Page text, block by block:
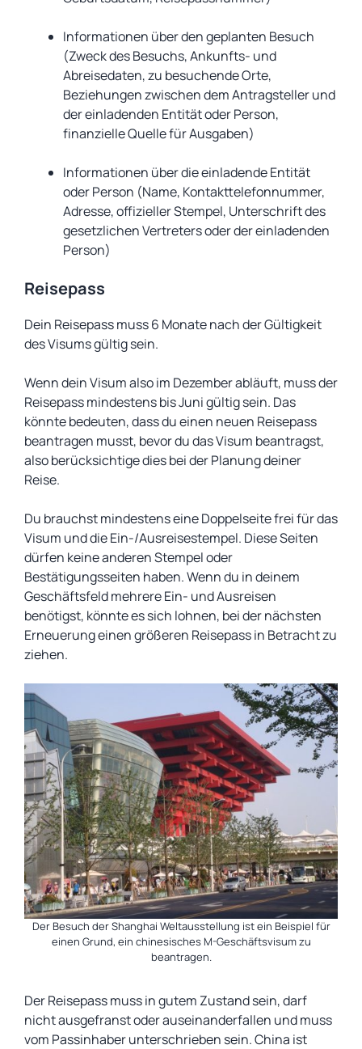
Informationen über den geplanten Besuch
(Zweck des Besuchs, Ankunfts- und
Abreisedaten, zu besuchende Orte,
Beziehungen zwischen dem Antragsteller und
der einladenden Entität oder Person,
finanzielle Quelle für Ausgaben)
Informationen über die einladende Entität
oder Person (Name, Kontakttelefonnummer,
Adresse, offizieller Stempel, Unterschrift des
gesetzlichen Vertreters oder der einladenden
Person)
Reisepass
Dein Reisepass muss 6 Monate nach der Gültigkeit
des Visums gültig sein.
Wenn dein Visum also im Dezember abläuft, muss der
Reisepass mindestens bis Juni gültig sein. Das
könnte bedeuten, dass du einen neuen Reisepass
beantragen musst, bevor du das Visum beantragst,
also berücksichtige dies bei der Planung deiner
Reise.
Du brauchst mindestens eine Doppelseite frei für das
Visum und die Ein-/Ausreisestempel. Diese Seiten
dürfen keine anderen Stempel oder
Bestätigungsseiten haben. Wenn du in deinem
Geschäftsfeld mehrere Ein- und Ausreisen
benötigst, könnte es sich lohnen, bei der nächsten
Erneuerung einen größeren Reisepass in Betracht zu
ziehen.
Der Besuch der Shanghai Weltausstellung ist ein Beispiel für
einen Grund, ein chinesisches M-Geschäftsvisum zu
beantragen.
Der Reisepass muss in gutem Zustand sein, darf
nicht ausgefranst oder auseinanderfallen und muss
vom Passinhaber unterschrieben sein. China ist